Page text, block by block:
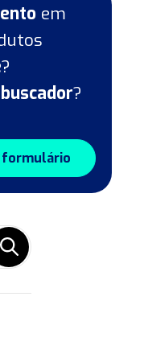
em
?
buscador?
formulário